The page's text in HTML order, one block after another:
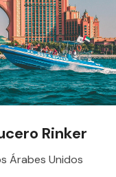
Rinker
Árabes Unidos